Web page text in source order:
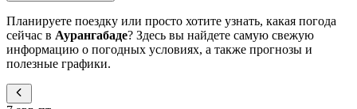
Планируете поездку или просто хотите узнать, какая погода
сейчас в Аурангабаде? Здесь вы найдете самую свежую
информацию о погодных условиях, а также прогнозы и
полезные графики.